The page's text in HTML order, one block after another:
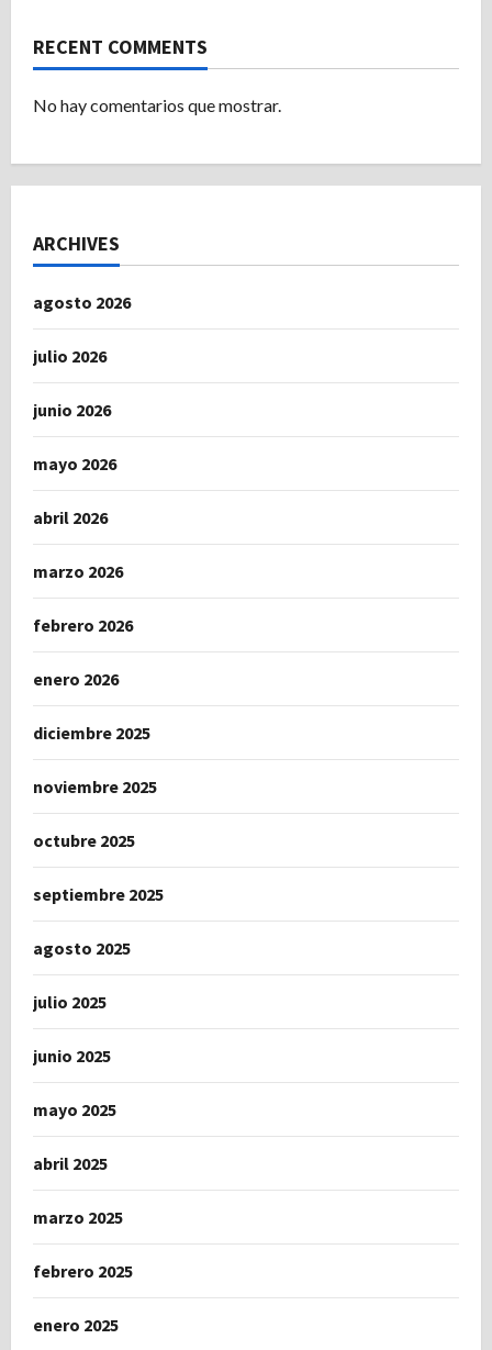
RECENT COMMENTS
No hay comentarios que mostrar.
ARCHIVES
agosto 2026
julio 2026
junio 2026
mayo 2026
abril 2026
marzo 2026
febrero 2026
enero 2026
diciembre 2025
noviembre 2025
octubre 2025
septiembre 2025
agosto 2025
julio 2025
junio 2025
mayo 2025
abril 2025
marzo 2025
febrero 2025
enero 2025